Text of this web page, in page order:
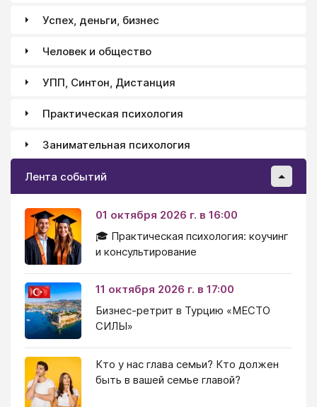
Успех, деньги, бизнес
Человек и общество
УПП, Синтон, Дистанция
Практическая психология
Занимательная психология
Лента событий
01 октября 2026 г. в 16:00
🎓 Практическая психология: коучинг
и консультирование
11 октября 2026 г. в 17:00
Бизнес-ретрит в Турцию «МЕСТО
СИЛЫ»
Кто у нас глава семьи? Кто должен
быть в вашей семье главой?